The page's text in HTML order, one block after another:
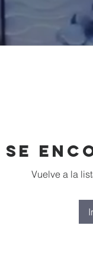
se
Vuelve a la